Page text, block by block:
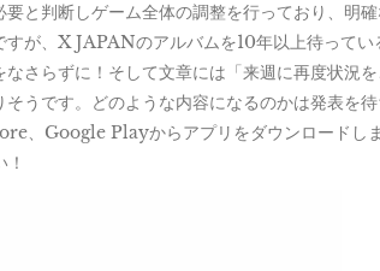
と判断しゲーム全体の調整を行っており、明
が、X JAPANのアルバムを10年以上待って
さらずに！そして文章には「来週に再度状況
うです。どのような内容になるのかは発表を
、Google Playからアプリをダウンロード